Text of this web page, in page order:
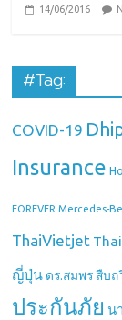
14/06/2016
#Tag:
COVID-19
Insurance
FOREVER Mercedes-
ThaiVietjet
ญี่ปุ่น ดร.สมพร สืบถ
ประกันภัย น